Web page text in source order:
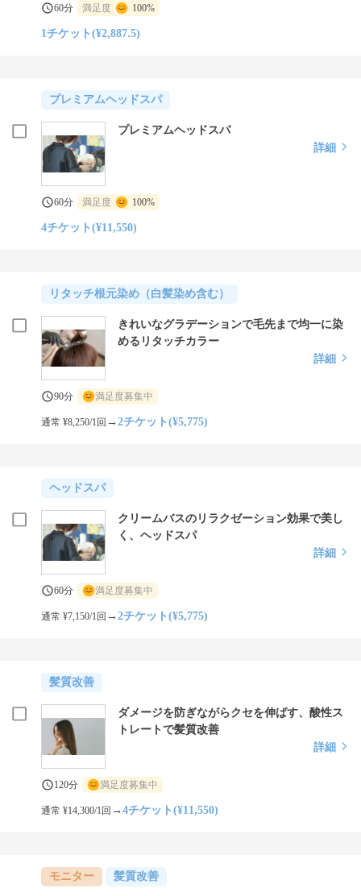
60分 満足度 100%
1チケット(¥2,887.5)
プレミアムヘッドスパ
プレミアムヘッドスパ
詳細
60分 満足度 100%
4チケット(¥11,550)
リタッチ根元染め（白髪染め含む）
きれいなグラデーションで毛先まで均一に染
めるリタッチカラー
詳細
90分 満足度募集中
通常 ¥8,250/1回 →2チケット(¥5,775)
ヘッドスパ
クリームバスのリラクゼーション効果で美し
く、ヘッドスパ
詳細
60分 満足度募集中
通常 ¥7,150/1回 →2チケット(¥5,775)
髪質改善
ダメージを防ぎながらクセを伸ばす、酸性ス
トレートで髪質改善
詳細
120分 満足度募集中
通常 ¥14,300/1回 →4チケット(¥11,550)
モニター 髪質改善